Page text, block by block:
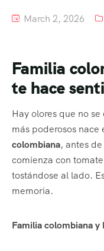
March 2, 2026
Familia
te hace
Hay olores que no
más poderosos nace
colombiana, antes
comienza con
tostándose al lado.
memoria.
Familia colombiana